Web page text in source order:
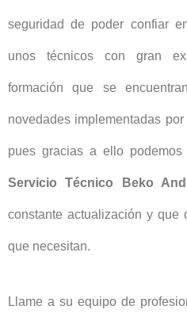
seguridad de poder confiar
unos técnicos con gran
formación que se
novedades implementadas por
pues gracias a ello
Servicio Técnico Beko
constante actualización y que
que necesitan.
Llame a su equipo de